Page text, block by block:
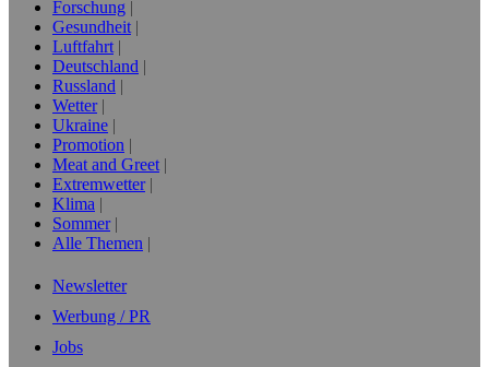
Forschung
Gesundheit
Luftfahrt
Deutschland
Russland
Wetter
Ukraine
Promotion
Meat and Greet
Extremwetter
Klima
Sommer
Alle Themen
Newsletter
Werbung / PR
Jobs